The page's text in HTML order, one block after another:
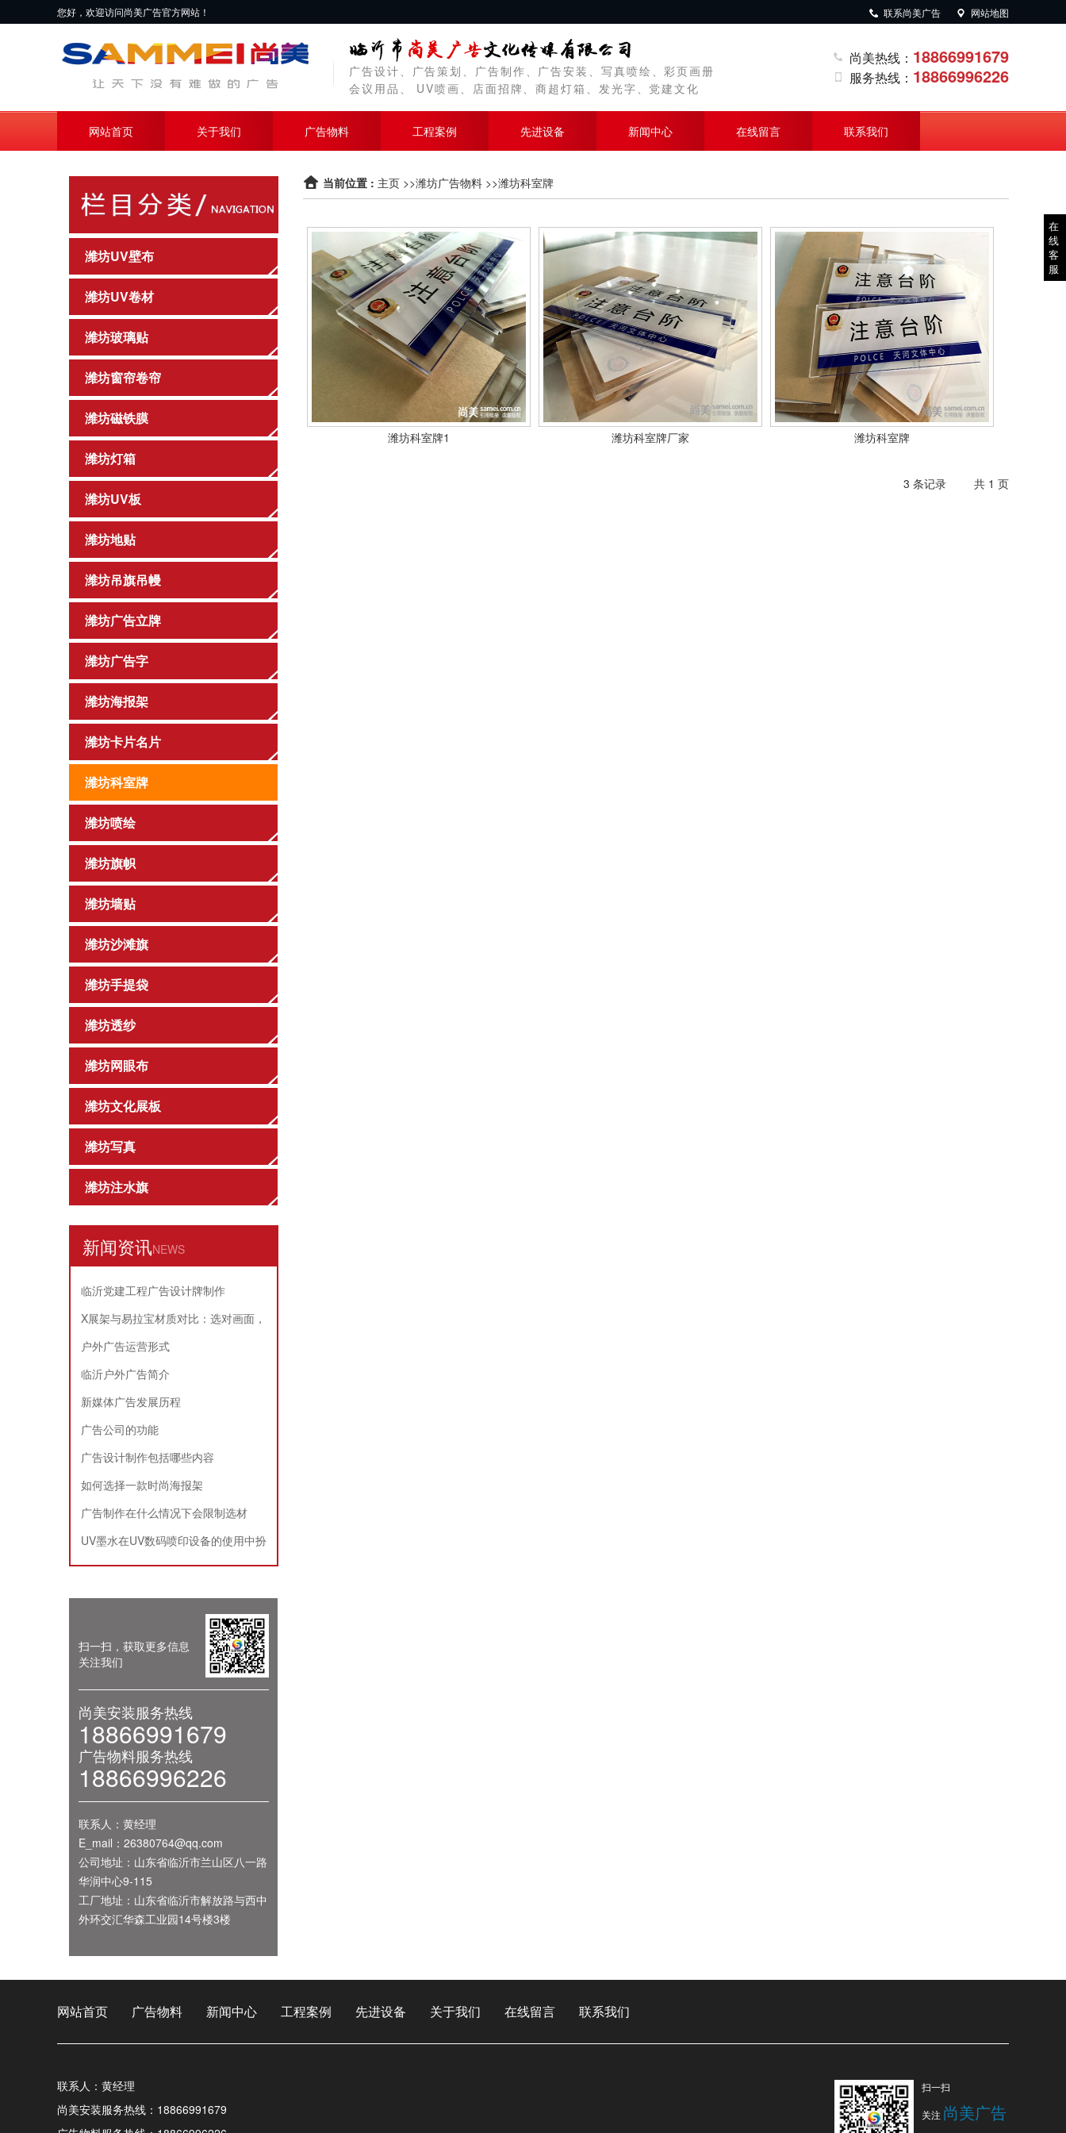
您好，欢迎访问尚美广告官方网站！ 联系尚美广告 网站地图
广告设计、广告策划、广告制作、广告安装、写真喷绘、彩页画册
会议用品、 UV喷画、店面招牌、商超灯箱、发光字、党建文化
尚美热线： 18866991679
服务热线： 18866996226
网站首页 关于我们 广告物料 工程案例 先进设备 新闻中心 在线留言 联系我们
潍坊UV壁布
潍坊UV卷材
潍坊玻璃贴
潍坊窗帘卷帘
潍坊磁铁膜
潍坊灯箱
潍坊UV板
潍坊地贴
潍坊吊旗吊幔
潍坊广告立牌
潍坊广告字
潍坊海报架
潍坊卡片名片
潍坊科室牌
潍坊喷绘
潍坊旗帜
潍坊墙贴
潍坊沙滩旗
潍坊手提袋
潍坊透纱
潍坊网眼布
潍坊文化展板
潍坊写真
潍坊注水旗
新闻资讯NEWS
临沂党建工程广告设计牌制作
X展架与易拉宝材质对比：选对画面，
耐用又省心
户外广告运营形式
临沂户外广告简介
新媒体广告发展历程
广告公司的功能
广告设计制作包括哪些内容
如何选择一款时尚海报架
广告制作在什么情况下会限制选材
UV墨水在UV数码喷印设备的使用中扮
演的角色
扫一扫，获取更多信息
关注我们
尚美安装服务热线
18866991679
广告物料服务热线
18866996226
联系人：黄经理
E_mail：26380764@qq.com
公司地址：山东省临沂市兰山区八一路
华润中心9-115
工厂地址：山东省临沂市解放路与西中
外环交汇华森工业园14号楼3楼
当前位置 : 主页 >>潍坊广告物料 >>潍坊科室牌
潍坊科室牌1 潍坊科室牌厂家 潍坊科室牌
3 条记录 共 1 页
网站首页 广告物料 新闻中心 工程案例 先进设备 关于我们 在线留言 联系我们
联系人：黄经理
尚美安装服务热线：18866991679
扫一扫
关注 尚美广告
在
线
客
服